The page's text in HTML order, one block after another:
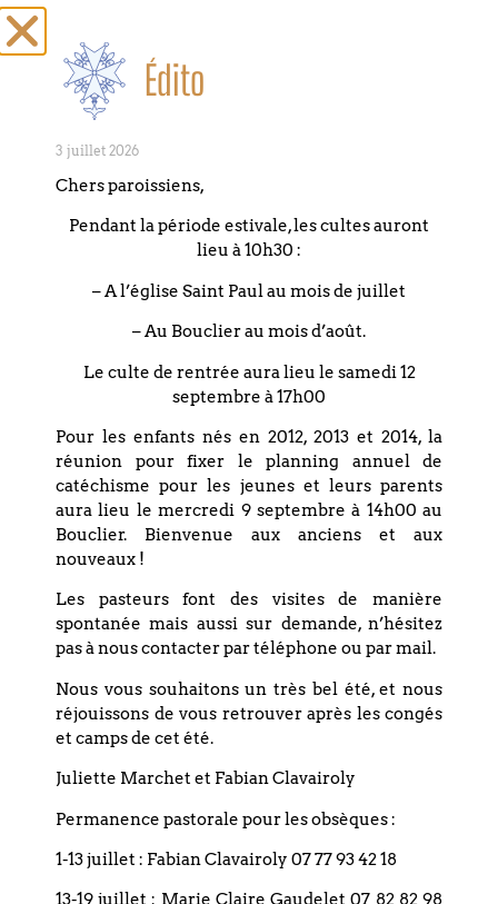
Hochschule für
Musik de
Freibur
ÉVÉNEMENT
+ Ajouter à mon Agenda Google
+ Exporter vers iCal
Précédent
Édito
3 juillet 2026
Chers paroissiens,
Pendant la période estivale, les cultes auront
lieu à 10h30 :
– A l’église Saint Paul au mois de juillet
– Au Bouclier au mois d’août.
Le culte de rentrée aura lieu le samedi 12
septembre à 17h00
Pour les enfants nés en 2012, 2013 et 2014, la
réunion pour fixer le planning annuel de
catéchisme pour les jeunes et leurs parents
aura lieu le mercredi 9 septembre à 14h00 au
Bouclier. Bienvenue aux anciens et aux
nouveaux !
Les pasteurs font des visites de manière
spontanée mais aussi sur demande, n’hésitez
pas à nous contacter par téléphone ou par mail.
Nous vous souhaitons un très bel été, et nous
réjouissons de vous retrouver après les congés
et camps de cet été.
Juliette Marchet et Fabian Clavairoly
Permanence pastorale pour les obsèques :
1-13 juillet : Fabian Clavairoly 07 77 93 42 18
13-19 juillet : Marie Claire Gaudelet 07 82 82 98